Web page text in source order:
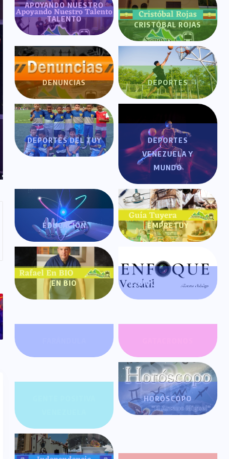
APOYANDO NUESTRO
TALENTO
CRISTÓBAL ROJAS
DENUNCIAS DEPORTES
DEPORTES DEL TUY
DEPORTES
VENEZUELA Y
MUNDO
EDUCACIÓN EMPRETUY
EN BIO ENFOQUE VERSÁTIL
HORÓSCOPO